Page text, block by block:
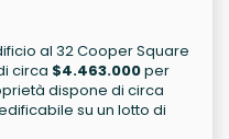
al 32 Cooper Square
circa $4.463.000per
dispone di circa
su un lotto di